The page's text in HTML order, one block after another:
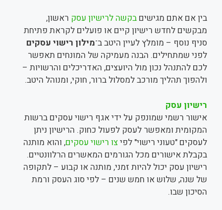
בין אם אתם מגישים בקשה לרישיון עסק ראשון,
מבקשים לחדש רישיון קיים או פועלים לקראת פתיחת
סניף נוסף – מומלץ לעיין היטב ב־מילון רישוי עסקים
לפני שמתחילים. הבנה מעמיקה של המונחים תאפשר
לכם להתנהל נכון מול היועצים, האדריכלים והרשויות –
ולהפוך תהליך מורכב למסלול ברור, חוקי, ומנוהל היטב.
רישיון עסק
אישור רשמי שמונפק על ידי אגף רישוי עסקים ברשות
המקומית ומאפשר לעסק לפעול כחוק. הרישיון ניתן
לעסקים "טעוני רישוי" לפיצו רישוי עסקים, והוא מותנה
בקבלת אישורים מכל הגורמים המאשרים הרלוונטיים.
רישיון עסק יכול להיות זמני, מותנה או קבוע – לתקופה
של שנה, שלוש או חמש שנים – לפי סוג העסק ורמת
הסיכון שבו.